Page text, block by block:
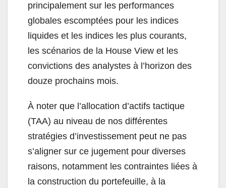
principalement sur les performances
globales escomptées pour les indices
liquides et les indices les plus courants,
les scénarios de la House View et les
convictions des analystes à l’horizon des
douze prochains mois.
À noter que l’allocation d’actifs tactique
(TAA) au niveau de nos différentes
stratégies d’investissement peut ne pas
s’aligner sur ce jugement pour diverses
raisons, notamment les contraintes liées à
la construction du portefeuille, à la